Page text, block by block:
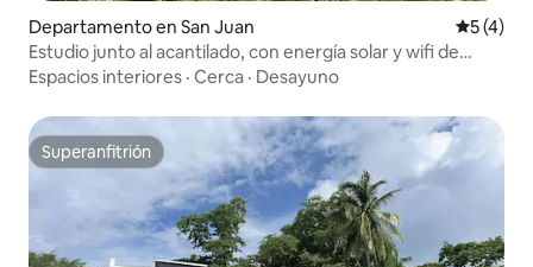
Departamento en San Juan
5 (4)
Estudio junto al acantilado, con energía solar y wifi de
Starlink
Espacios interiores · Cerca · Desayuno
Superanfitrión
Superanfitrión